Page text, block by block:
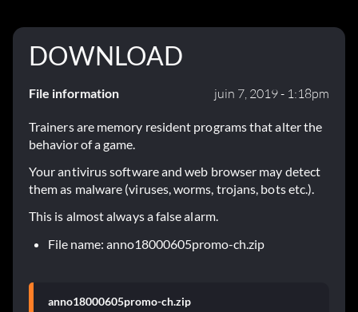
DOWNLOAD
File information juin 7, 2019 - 1:18pm
Trainers are memory resident programs that alter the
behavior of a game.
Your antivirus software and web browser may detect
them as malware (viruses, worms, trojans, bots etc.).
This is almost always a false alarm.
File name: anno18000605promo-ch.zip
anno18000605promo-ch.zip